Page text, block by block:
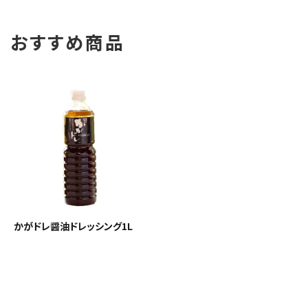
おすすめ商品
かがドレ醤油ドレッシング1L